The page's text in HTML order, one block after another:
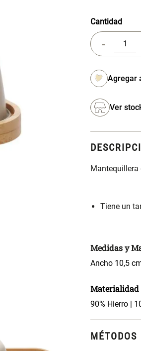
Cantidad
-
Ver
Mantequillera
Tiene un
Medidas y
Ancho 10,5
Materialidad
90% Hierro |